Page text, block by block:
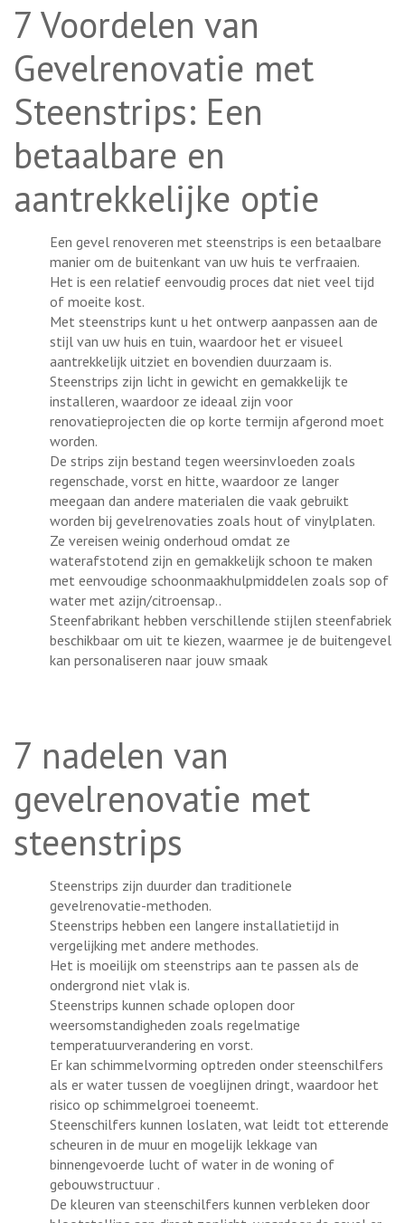
7 Voordelen van
Gevelrenovatie met
Steenstrips: Een
betaalbare en
aantrekkelijke optie
Een gevel renoveren met steenstrips is een betaalbare
manier om de buitenkant van uw huis te verfraaien.
Het is een relatief eenvoudig proces dat niet veel tijd
of moeite kost.
Met steenstrips kunt u het ontwerp aanpassen aan de
stijl van uw huis en tuin, waardoor het er visueel
aantrekkelijk uitziet en bovendien duurzaam is.
Steenstrips zijn licht in gewicht en gemakkelijk te
installeren, waardoor ze ideaal zijn voor
renovatieprojecten die op korte termijn afgerond moet
worden.
De strips zijn bestand tegen weersinvloeden zoals
regenschade, vorst en hitte, waardoor ze langer
meegaan dan andere materialen die vaak gebruikt
worden bij gevelrenovaties zoals hout of vinylplaten.
Ze vereisen weinig onderhoud omdat ze
waterafstotend zijn en gemakkelijk schoon te maken
met eenvoudige schoonmaakhulpmiddelen zoals sop of
water met azijn/citroensap..
Steenfabrikant hebben verschillende stijlen steenfabriek
beschikbaar om uit te kiezen, waarmee je de buitengevel
kan personaliseren naar jouw smaak
7 nadelen van
gevelrenovatie met
steenstrips
Steenstrips zijn duurder dan traditionele
gevelrenovatie-methoden.
Steenstrips hebben een langere installatietijd in
vergelijking met andere methodes.
Het is moeilijk om steenstrips aan te passen als de
ondergrond niet vlak is.
Steenstrips kunnen schade oplopen door
weersomstandigheden zoals regelmatige
temperatuurverandering en vorst.
Er kan schimmelvorming optreden onder steenschilfers
als er water tussen de voeglijnen dringt, waardoor het
risico op schimmelgroei toeneemt.
Steenschilfers kunnen loslaten, wat leidt tot etterende
scheuren in de muur en mogelijk lekkage van
binnengevoerde lucht of water in de woning of
gebouwstructuur .
De kleuren van steenschilfers kunnen verbleken door